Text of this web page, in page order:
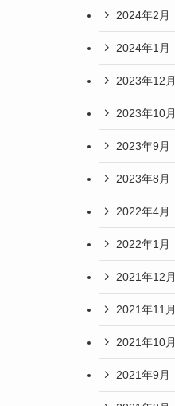
2024年2月
2024年1月
2023年12月
2023年10月
2023年9月
2023年8月
2022年4月
2022年1月
2021年12月
2021年11月
2021年10月
2021年9月